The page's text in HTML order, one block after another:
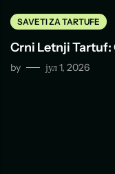
SAVETI ZA TARTUFE
Crni Letnji Tartuf:
by јул 1, 2026